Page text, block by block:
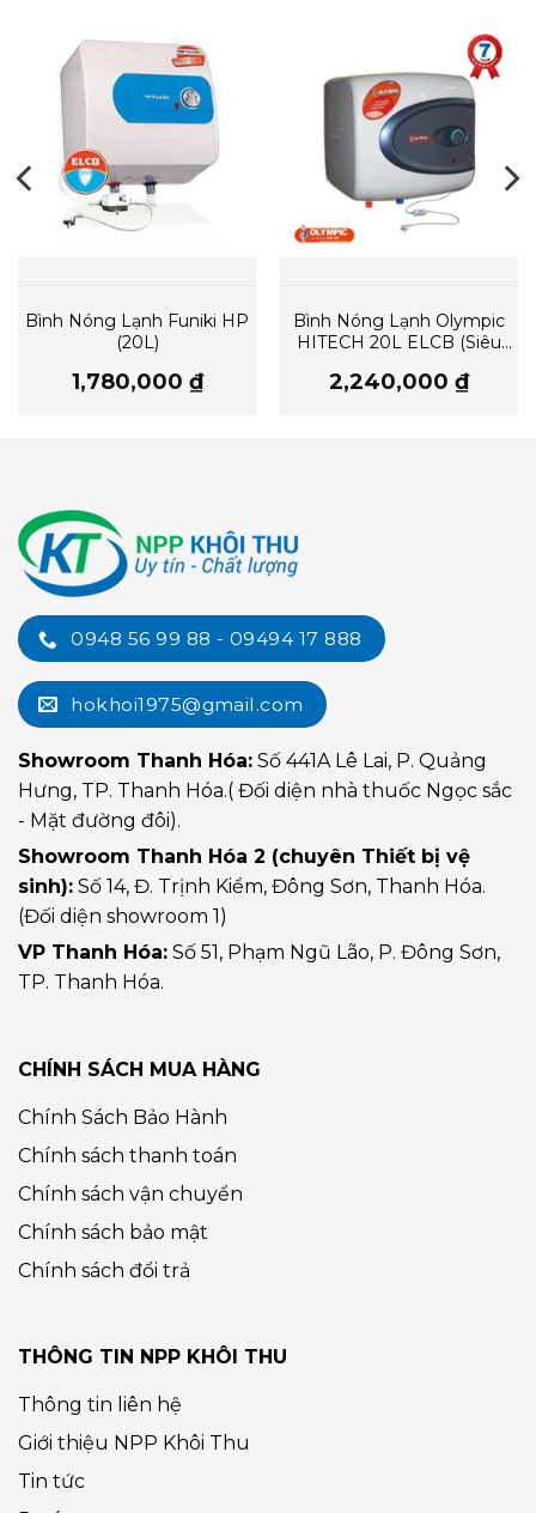
Bình Nóng Lạnh Funiki HP
(20L)
1,780,000 ₫
Bình Nóng Lạnh Olympic
HITECH 20L ELCB (Siêu
2,240,000 ₫
0948 56 99 88 - 09494 17 888
hokhoi1975@gmail.com
Showroom Thanh Hóa: Số 441A Lê Lai, P. Quảng
Hưng, TP. Thanh Hóa.( Đối diện nhà thuốc Ngọc sắc
- Mặt đường đôi).
Showroom Thanh Hóa 2 (chuyên Thiết bị vệ
sinh): Số 14, Đ. Trịnh Kiểm, Đông Sơn, Thanh Hóa.
(Đối diện showroom 1)
VP Thanh Hóa: Số 51, Phạm Ngũ Lão, P. Đông Sơn,
TP. Thanh Hóa.
CHÍNH SÁCH MUA HÀNG
Chính Sách Bảo Hành
Chính sách thanh toán
Chính sách vận chuyển
Chính sách bảo mật
Chính sách đổi trả
THÔNG TIN NPP KHÔI THU
Thông tin liên hệ
Giới thiệu NPP Khôi Thu
Tin tức